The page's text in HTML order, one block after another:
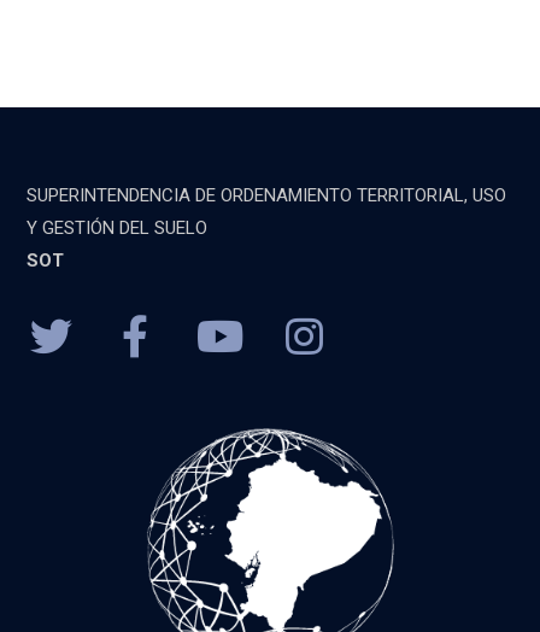
SUPERINTENDENCIA DE ORDENAMIENTO TERRITORIAL, USO
Y GESTIÓN DEL SUELO
SOT